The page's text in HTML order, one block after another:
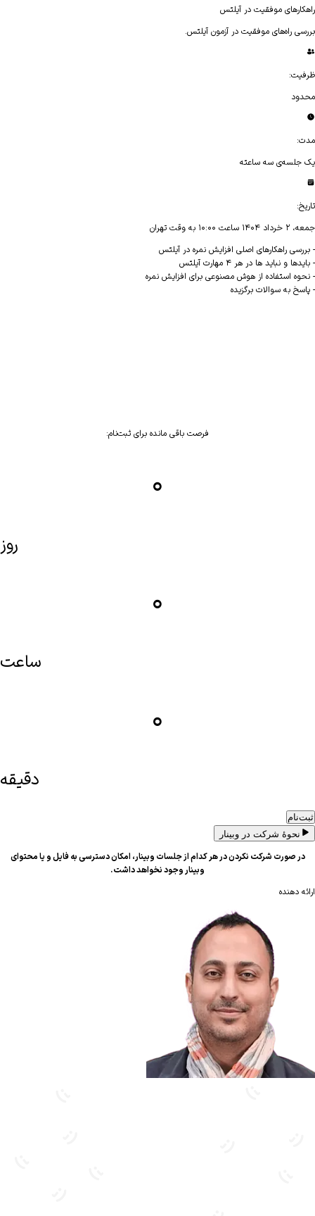
راهکار‌های موفقیت در آیلتس
بررسی راه‌های موفقیت در آزمون آیلتس.
ظرفیت:
محدود
مدت:
یک جلسه‌ی سه ساعته
تاریخ:
جمعه، ۲ خرداد ۱۴۰۴ ساعت ۱۰:۰۰ به وقت تهران
- بررسی راهکارهای اصلی افزایش نمره در آیلتس
- بایدها و نباید ها در هر ۴ مهارت آیلتس
- نحوه استفاده از هوش مصنوعی برای افزایش نمره
- پاسخ به سوالات برگزیده
فرصت باقی مانده برای ثبت‌نام:
۰
روز
۰
ساعت
۰
دقیقه
ثبت‌نام
نحوهٔ شرکت در وبینار
در صورت شرکت نکردن در هر کدام از جلسات وبینار، امکان دسترسی به فایل و یا محتوای
وبینار وجود نخواهد داشت.
ارائه دهنده